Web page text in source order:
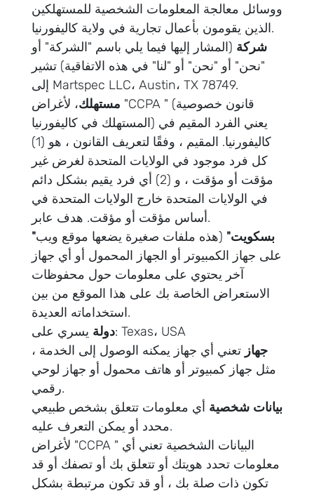
ووسائل معالجة المعلومات الشخصية للمستهلكين
الذين يقومون بأعمال تجارية في ولاية كاليفورنيا.
شركة (المشار إليها فيما يلي باسم "الشركة" أو
"نحن" أو "نحن" أو "لنا" في هذه الاتفاقية) تشير
إلى Martspec LLC، Austin، TX 78749.
مستهلك، لأغراض "CCPA " (قانون خصوصية
المستهلك في كاليفورنيا) يعني الفرد المقيم في
كاليفورنيا. المقيم ، وفقًا لتعريف القانون ، هو (1)
كل فرد موجود في الولايات المتحدة لغرض غير
مؤقت أو مؤقت ، و (2) أي فرد يقيم بشكل دائم
في الولايات المتحدة خارج الولايات المتحدة في
أساس مؤقت أو مؤقت. هدف عابر.
"بسكويت" (هذه ملفات صغيرة يضعها موقع ويب
على جهاز الكمبيوتر أو الجهاز المحمول أو أي جهاز
آخر يحتوي على معلومات حول محفوظات
الاستعراض الخاصة بك على هذا الموقع من بين
استخداماته العديدة.
دولةيسري على: Texas، USA
جهاز تعني أي جهاز يمكنه الوصول إلى الخدمة ،
مثل جهاز كمبيوتر أو هاتف محمول أو جهاز لوحي
رقمي.
بيانات شخصية أي معلومات تتعلق بشخص طبيعي
محدد أو يمكن التعرف عليه.
لأغراض "CCPA " البيانات الشخصية تعني أي
معلومات تحدد هويتك أو تتعلق بك أو تصفك أو قد
تكون ذات صلة بك ، أو قد تكون مرتبطة بشكل